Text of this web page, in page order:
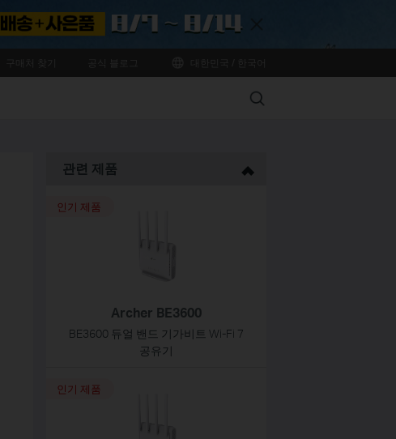
Search
관련 제품
Archer BE3600
BE3600 듀얼 밴드 기가비트 Wi-Fi 7
공유기
인기 제품
인기 제품